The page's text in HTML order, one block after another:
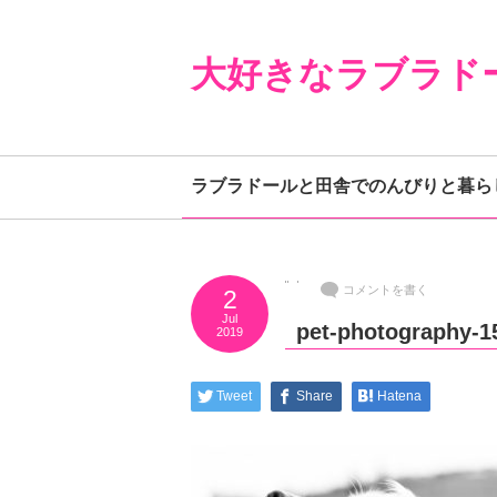
大好きなラブラド
ラブラドールと田舎でのんびりと暮
2
Jul
2019
コメントを書く
pet-photography-
Tweet Share Hatena